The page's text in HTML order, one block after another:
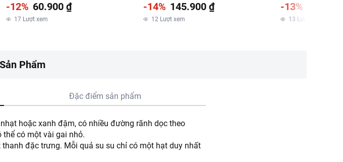
-12% 60.900 ₫
17 Lượt xem
-14% 145.900 ₫
12 Lượt xem
-13%
13 Lượt xem
Phẩm
Đặc điểm sản phẩm
hoặc xanh đậm, có nhiều đường rãnh dọc theo
thể có một vài gai nhỏ.
đặc trưng. Mỗi quả su su chỉ có một hạt duy nhất